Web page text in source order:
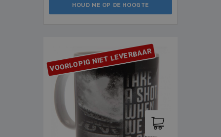
HOUD ME OP DE HOOGTE
VOORLOPIG NIET LEVERBAAR